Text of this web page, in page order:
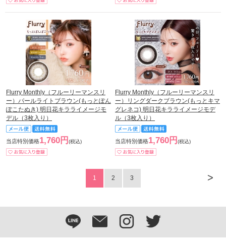
Flurry Monthly（フルーリーマンスリ
ー）パールライトブラウン(もっとぽん
ぽこたぬき) 明日花キラライメージモ
デル（3枚入り）
当店特別価格1,760円 (税込)
Flurry Monthly（フルーリーマンスリ
ー）リングダークブラウン(もっとキマ
グレネコ) 明日花キラライメージモデ
ル（3枚入り）
当店特別価格1,760円 (税込)
>
1 2 3